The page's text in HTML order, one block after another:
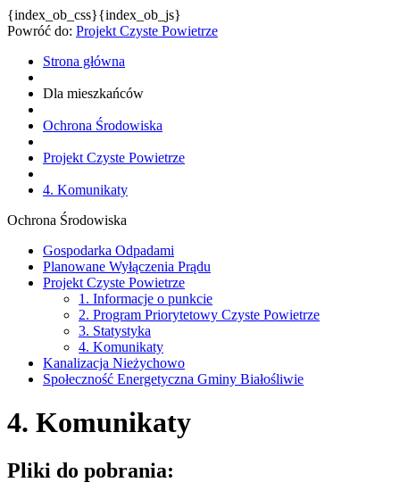
{index_ob_css}{index_ob_js}
Powróć do: Projekt Czyste Powietrze
Strona główna
Dla mieszkańców
Ochrona Środowiska
Projekt Czyste Powietrze
4. Komunikaty
Ochrona Środowiska
Gospodarka Odpadami
Planowane Wyłączenia Prądu
Projekt Czyste Powietrze
1. Informacje o punkcie
2. Program Priorytetowy Czyste Powietrze
3. Statystyka
4. Komunikaty
Kanalizacja Nieżychowo
Społeczność Energetyczna Gminy Białośliwie
4. Komunikaty
Pliki do pobrania: